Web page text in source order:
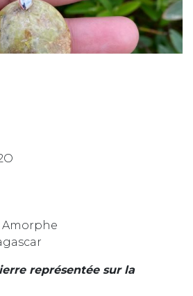
Amorphe
représentée sur la